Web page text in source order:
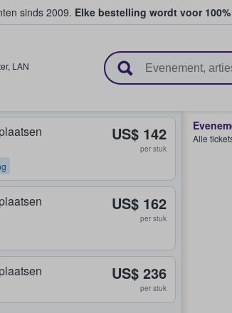
sinds 2009. Elke bestelling wordt voor
en verkopen
, LAN
US$ 142
per stuk
US$ 162
per stuk
US$ 236
per stuk
Alle